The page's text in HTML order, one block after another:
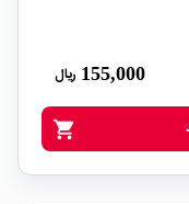
155,000 ریال
shopping_cart